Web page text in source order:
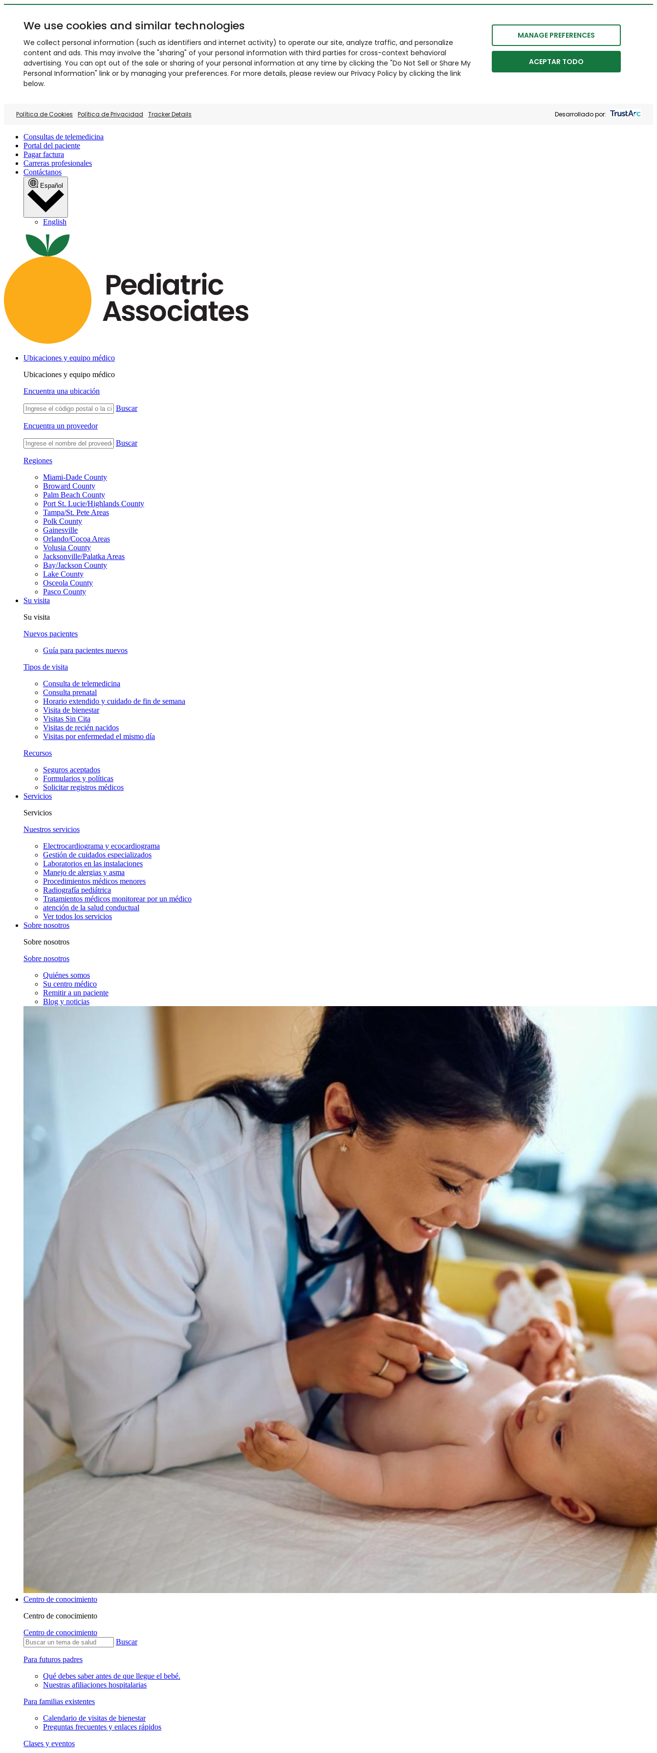
We use cookies and similar technologies
We collect personal information (such as identifiers and internet activity) to operate our site, analyze traffic, and personalize
content and ads. This may involve the "sharing" of your personal information with third parties for cross-context behavioral
advertising. You can opt out of the sale or sharing of your personal information at any time by clicking the "Do Not Sell or Share My
Personal Information" link or by managing your preferences. For more details, please review our Privacy Policy by clicking the link
below.
MANAGE PREFERENCES
ACEPTAR TODO
Política de Cookies Política de Privacidad Tracker Details Desarrollado por:
Consultas de telemedicina
Portal del paciente
Pagar factura
Carreras profesionales
Contáctanos
Español
English
Ubicaciones y equipo médico
Ubicaciones y equipo médico
Encuentra una ubicación
Buscar
Encuentra un proveedor
Buscar
Regiones
Miami-Dade County
Broward County
Palm Beach County
Port St. Lucie/Highlands County
Tampa/St. Pete Areas
Polk County
Gainesville
Orlando/Cocoa Areas
Volusia County
Jacksonville/Palatka Areas
Bay/Jackson County
Lake County
Osceola County
Pasco County
Su visita
Su visita
Nuevos pacientes
Guía para pacientes nuevos
Tipos de visita
Consulta de telemedicina
Consulta prenatal
Horario extendido y cuidado de fin de semana
Visita de bienestar
Visitas Sin Cita
Visitas de recién nacidos
Visitas por enfermedad el mismo día
Recursos
Seguros aceptados
Formularios y políticas
Solicitar registros médicos
Servicios
Servicios
Nuestros servicios
Electrocardiograma y ecocardiograma
Gestión de cuidados especializados
Laboratorios en las instalaciones
Manejo de alergias y asma
Procedimientos médicos menores
Radiografía pediátrica
Tratamientos médicos monitorear por un médico
atención de la salud conductual
Ver todos los servicios
Sobre nosotros
Sobre nosotros
Sobre nosotros
Quiénes somos
Su centro médico
Remitir a un paciente
Blog y noticias
Centro de conocimiento
Centro de conocimiento
Centro de conocimiento
Buscar
Para futuros padres
Qué debes saber antes de que llegue el bebé.
Nuestras afiliaciones hospitalarias
Para familias existentes
Calendario de visitas de bienestar
Preguntas frecuentes y enlaces rápidos
Clases y eventos